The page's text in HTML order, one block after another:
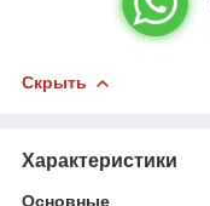
Скрыть
Характеристики
Основные